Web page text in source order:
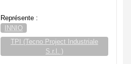
Représente :
INNIO
TPI (Tecno Project Industriale
S.r.l. )